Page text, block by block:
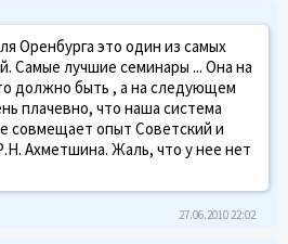
Оренбурга это один из самых
Самые лучшие семинары ... Она на
должно быть , а на следующем
плачевно, что наша система
совмещает опыт Советский и
Ахметшина. Жаль, что у нее нет
27.06.2010 22:02